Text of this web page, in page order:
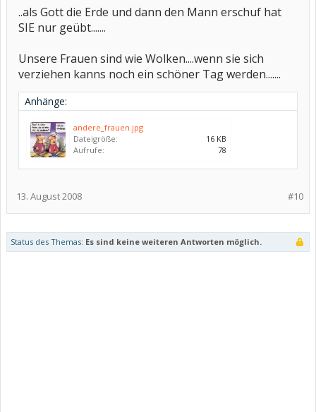
..als Gott die Erde und dann den Mann erschuf hat
SIE nur geübt.......
Unsere Frauen sind wie Wolken....wenn sie sich
verziehen kanns noch ein schöner Tag werden.......
Anhänge:
andere_frauen.jpg
Dateigröße:
16 KB
Aufrufe:
78
#10
13. August 2008
Status des Themas: Es sind keine weiteren Antworten möglich.